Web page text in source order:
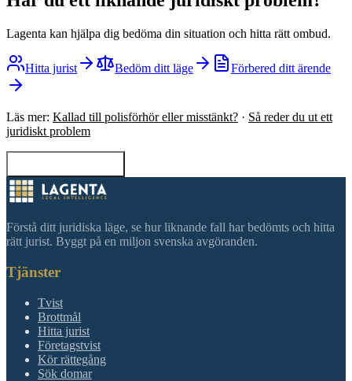
Lagenta kan hjälpa dig bedöma din situation och hitta rätt ombud.
Hitta jurist Bedöm ditt läge Förbered ditt ärende
Läs mer: Kallad till polisförhör eller misstänkt? · Så reder du ut ett
juridiskt problem
Förstå ditt juridiska läge, se hur liknande fall har bedömts och hitta
rätt jurist. Byggt på en miljon svenska avgöranden.
Tjänster
Tvist
Brottmål
Hitta jurist
Företagstvist
Kör rättegång
Sök domar